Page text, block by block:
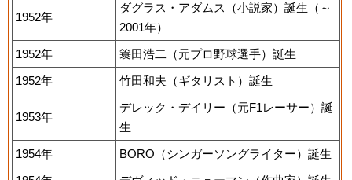
1952年
ダグラス・アダムス（小説家）誕生（～
2001年）
1952年
簑田浩二（元プロ野球選手）誕生
1952年
竹田和夫（ギタリスト）誕生
1953年
デレック・デイリー（元F1レーサー）誕
生
1954年
BORO（シンガーソングライター）誕生